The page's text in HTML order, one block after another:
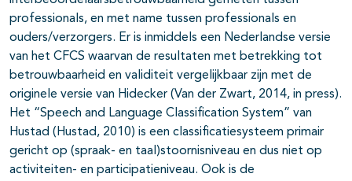
professionals, en met name tussen professionals en
ouders/verzorgers. Er is inmiddels een Nederlandse versie
van het CFCS waarvan de resultaten met betrekking tot
betrouwbaarheid en validiteit vergelijkbaar zijn met de
originele versie van Hidecker (Van der Zwart, 2014, in press).
Het “Speech and Language Classification System” van
Hustad (Hustad, 2010) is een classificatiesysteem primair
gericht op (spraak- en taal)stoornisniveau en dus niet op
activiteiten- en participatieniveau. Ook is de